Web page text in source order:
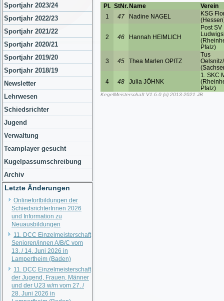
Sportjahr 2023/24
Sportjahr 2022/23
Sportjahr 2021/22
Sportjahr 2020/21
Sportjahr 2019/20
Sportjahr 2018/19
Newsletter
Lehrwesen
Schiedsrichter
Jugend
Verwaltung
Teamplayer gesucht
Kugelpassumschreibung
Archiv
Letzte Änderungen
Onlinefortbildungen der
SchiedsrichterInnen 2026
und Information zu
Neuausbildungen
11. DCC Einzelmeisterschaft
Senioren/innen A/B/C vom
13. / 14. Juni 2026 in
Lampertheim (Baden)
11. DCC Einzelmeisterschaft
der Jugend, Frauen, Männer
und der U23 w/m vom 27. /
28. Juni 2026 in